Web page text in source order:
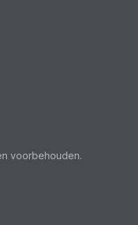
voorbehouden.